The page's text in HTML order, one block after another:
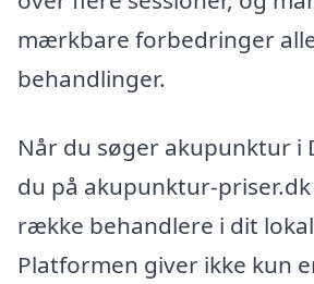
mærkbare forbedringer
behandlinger.
Når du søger akupunktur i
du på akupunktur-
række behandlere i dit
Platformen giver ikke kun